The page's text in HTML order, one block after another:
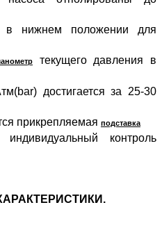
в нижнем положении для
текущего давления в
достигается за 25-30
прикрепляемая подставка
контроль